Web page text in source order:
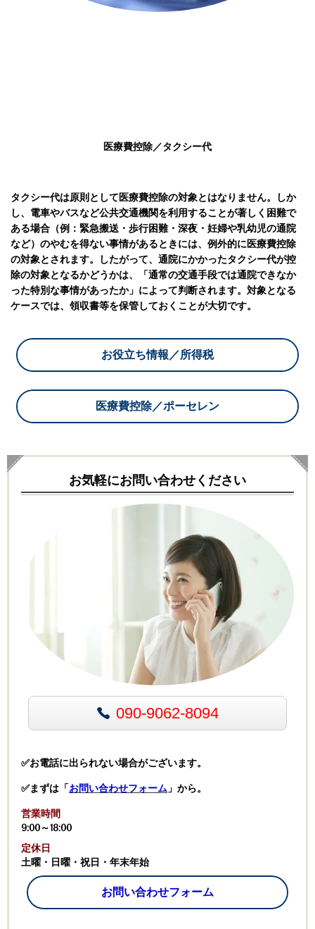
医療費控除／タクシー代
タクシー代は原則として医療費控除の対象とはなりません。
しか
し、電車やバスなど公共交通機関を利用することが著しく困難で
ある場合（例：緊急搬送・歩行困難・深夜・妊婦や乳幼児の通院
など）のやむを得ない事情があるときには、例外的に医療費控除
の対象とされます。
したがって、通院にかかったタクシー代が控
除の対象となるかどうかは、「通常の交通手段では通院できなか
った特別な事情があったか」によって判断されます。対象となる
ケースでは、領収書等を保管しておくことが大切です。
お役立ち情報／所得税
医療費控除／ポーセレン
お気軽にお問い合わせください
090-9062-8094
✅お電話に出られない場合がございます。
✅まずは「お問い合わせフォーム 」から。
営業時間
9:00～18:00
定休日
土曜・日曜・祝日・年末年始
お問い合わせフォーム